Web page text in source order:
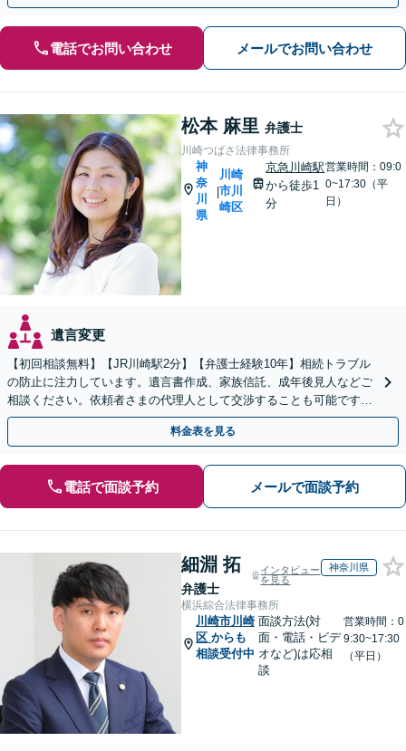
電話でお問い合わせ メールでお問い合わせ
松本 麻里 弁護士
川崎つばさ法律事務所
神
奈
川
県
|
川崎
市川
崎区
京急川崎駅
から徒歩1
分
営業時間：09:0
0~17:30（平
日）
遺言変更
【初回相談無料】【JR川崎駅2分】【弁護士経験10年】相続トラブル
の防止に注力しています。遺言書作成、家族信託、成年後見人などご
相談ください。依頼者さまの代理人として交渉することも可能です
【土日祝対応可】
料金表を見る
電話で面談予約 メールで面談予約
細淵 拓
弁護士
インタビュー
を見る
神奈川県
横浜綜合法律事務所
川崎市川崎
区 からも
相談受付中
面談方法(対
面・電話・ビデ
オなど)は応相
談
営業時間：0
9:30~17:30
（平日）